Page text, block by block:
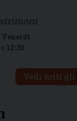
Venerdì
12:30
Vedi tutti gli